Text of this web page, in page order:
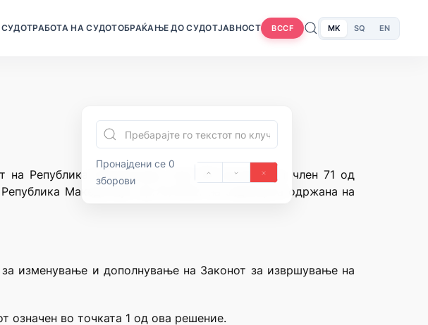
СУДОТРАБОТА НА СУДОТОБРАЌАЊЕ ДО СУДОТЈАВНОСТ BCCF MK SQ EN
Пронајдени се 0
зборови
на Република Македонија, член 28 алинеја 3 и член 71 од
Македонија” бр.70/1992) на седницата одржана на
изменување и дополнување на Законот за извршување на
означен во точката 1 од ова решение.